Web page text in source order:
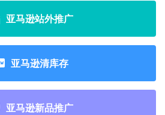
亚马逊站外推广
亚马逊清库存
亚马逊新品推广